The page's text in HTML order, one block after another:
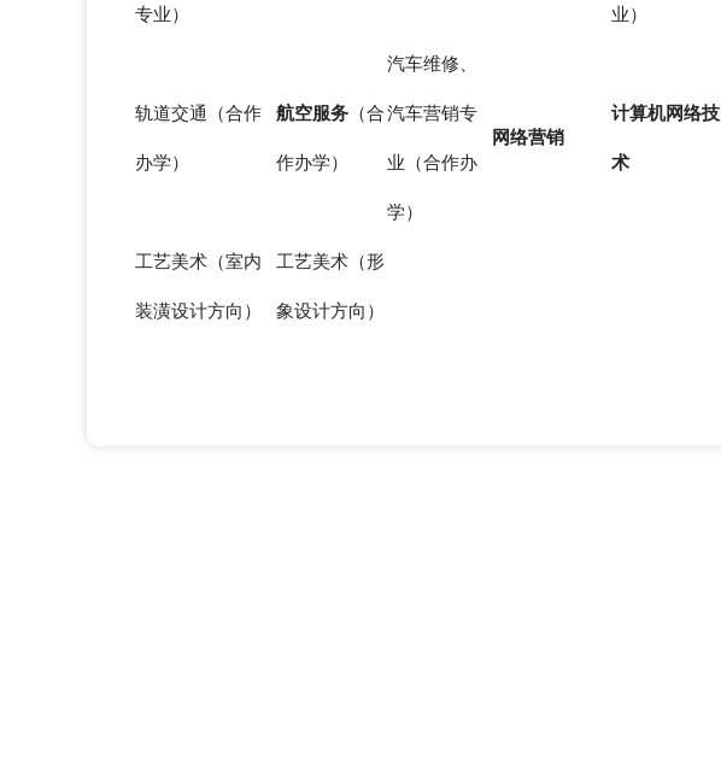
专业） 业）
轨道交通（合作
办学）
航空服务 （合
作办学）
汽车维修、
汽车营销专
业（合作办
学）
网络营销
计算机网络技
术
工艺美术（室内
装潢设计方向）
工艺美术（形
象设计方向）